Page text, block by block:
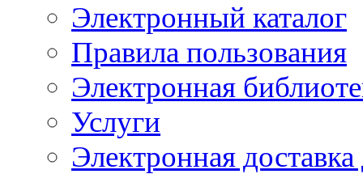
Электронный каталог
Правила пользования
Электронная
Услуги
Электронная